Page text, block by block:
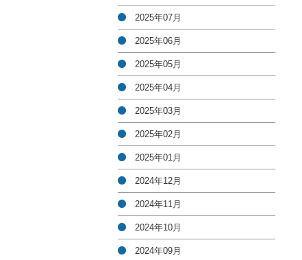
2025年07月
2025年06月
2025年05月
2025年04月
2025年03月
2025年02月
2025年01月
2024年12月
2024年11月
2024年10月
2024年09月